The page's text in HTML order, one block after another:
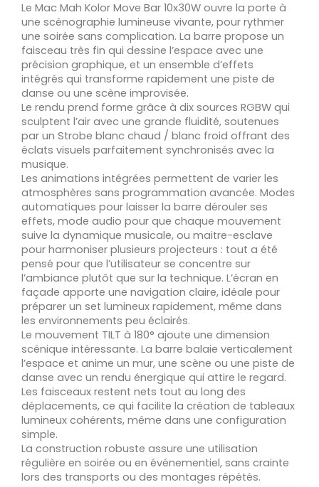
Le Mac Mah Kolor Move Bar 10x30W ouvre la porte à
une scénographie lumineuse vivante, pour rythmer
une soirée sans complication. La barre propose un
faisceau très fin qui dessine l’espace avec une
précision graphique, et un ensemble d’effets
intégrés qui transforme rapidement une piste de
danse ou une scène improvisée.
Le rendu prend forme grâce à dix sources RGBW qui
sculptent l’air avec une grande fluidité, soutenues
par un Strobe blanc chaud / blanc froid offrant des
éclats visuels parfaitement synchronisés avec la
musique.
Les animations intégrées permettent de varier les
atmosphères sans programmation avancée. Modes
automatiques pour laisser la barre dérouler ses
effets, mode audio pour que chaque mouvement
suive la dynamique musicale, ou maitre-esclave
pour harmoniser plusieurs projecteurs : tout a été
pensé pour que l’utilisateur se concentre sur
l’ambiance plutôt que sur la technique. L’écran en
façade apporte une navigation claire, idéale pour
préparer un set lumineux rapidement, même dans
les environnements peu éclairés.
Le mouvement TILT à 180° ajoute une dimension
scénique intéressante. La barre balaie verticalement
l’espace et anime un mur, une scène ou une piste de
danse avec un rendu énergique qui attire le regard.
Les faisceaux restent nets tout au long des
déplacements, ce qui facilite la création de tableaux
lumineux cohérents, même dans une configuration
simple.
La construction robuste assure une utilisation
régulière en soirée ou en événementiel, sans crainte
lors des transports ou des montages répétés.